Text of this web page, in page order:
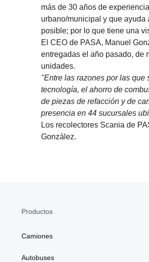
más de 30 años de
urbano/municipal y que ayuda
posible; por lo que tiene una
El CEO de PASA, Manuel
entregadas el año pasado, de
unidades.
"Entre las razones por las
tecnología, el ahorro de
de piezas de refacción y de
presencia en 44 sucursales
Los recolectores Scania de
González.
Productos
Camiones
Autobuses